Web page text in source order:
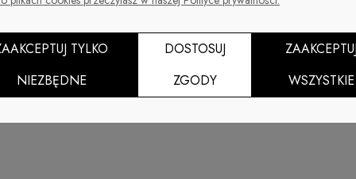
TYLKO
NIEZBĘDNE
DOSTOSUJ
ZGODY
WSZYSTKIE